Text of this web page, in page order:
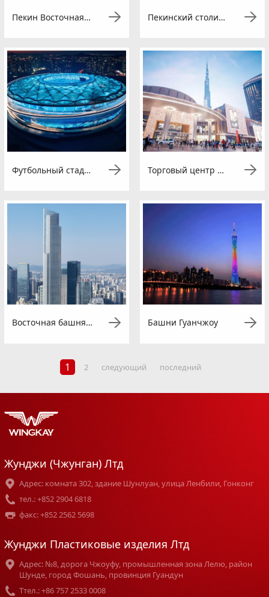
Пекин Восточная площадь Пекинский столичный музей
Футбольный стадион Далянь Барракуда-Залив Торговый центр Дубай
Восточная башня Гуанчжоу Башни Гуанчжоу
1 2 следующий последний
Жунджи (Чжунган) Лтд
Адрес: комната 302, здание Шунлуан, улица Ленбили, Гонконг
тел.: +852 2904 6818
факс: +852 2562 5698
Жунджи Пластиковые изделия Лтд
Адрес: №8, дорога Чжоуфу, промышленная зона Лелю, район
Шунде, город Фошань, провинция Гуандун
Tтел.: +86 757 2533 0008